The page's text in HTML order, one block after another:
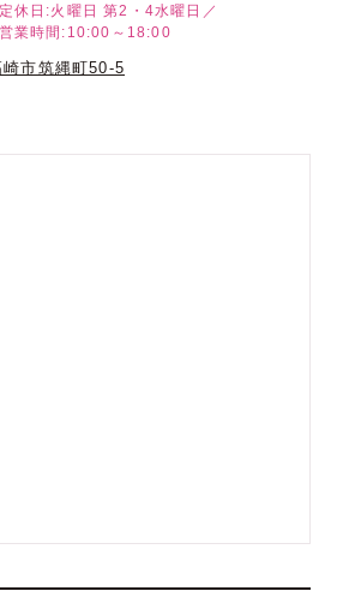
定休日:火曜日 第2・4水曜日／
営業時間:10:00～18:00
市筑縄町50-5